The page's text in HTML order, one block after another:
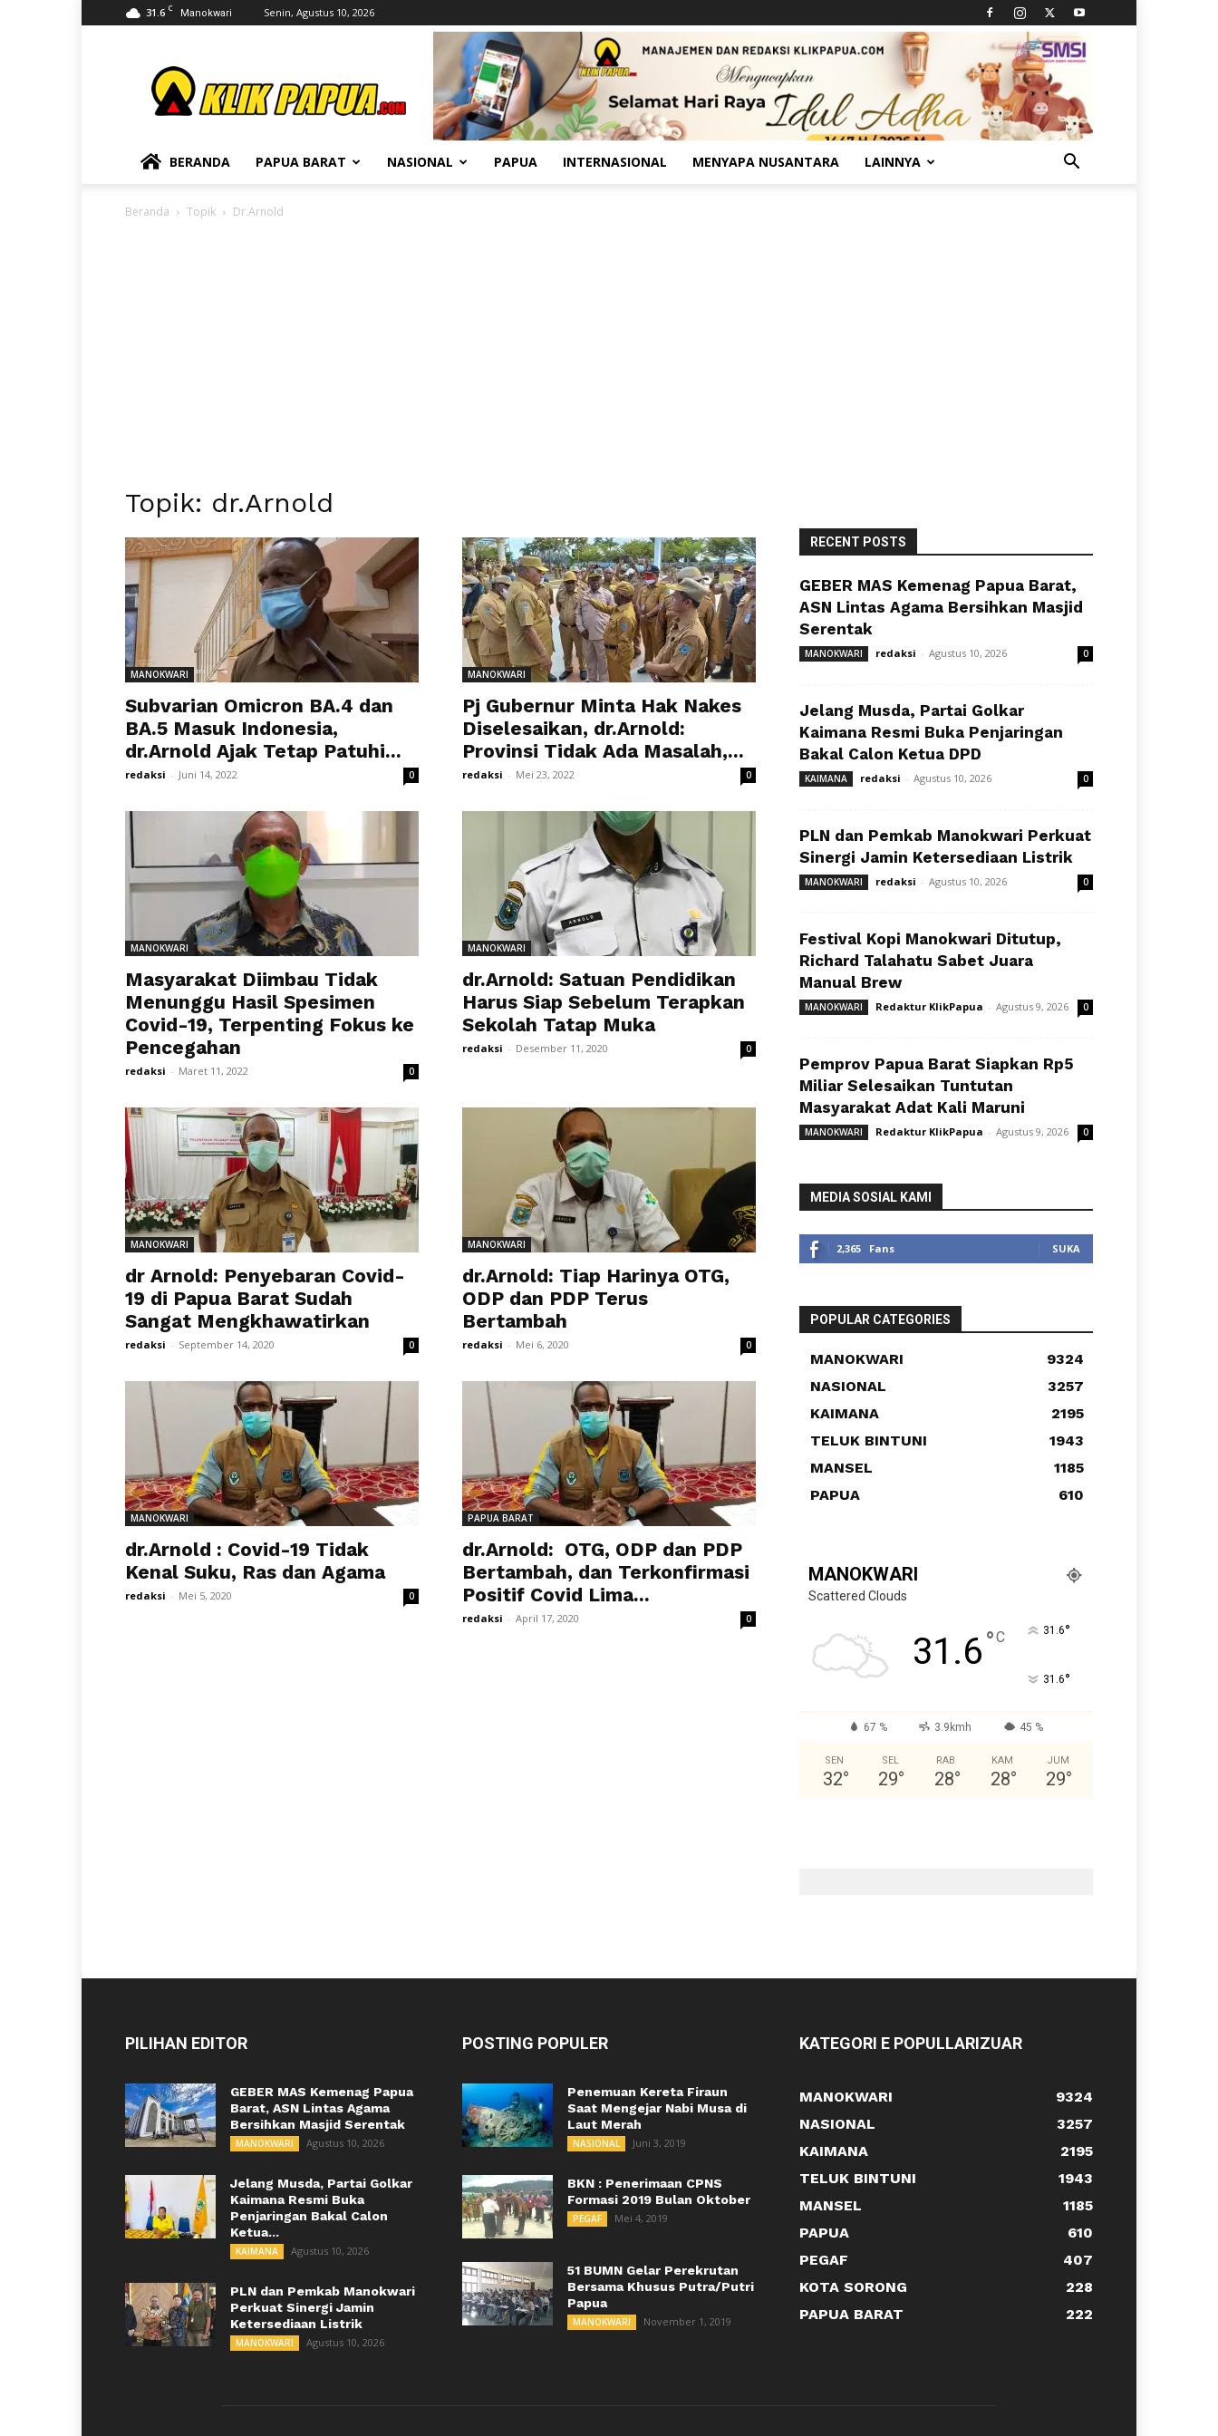
31.6 C Manokwari Senin, Agustus 10, 2026
BERANDA PAPUA BARAT NASIONAL PAPUA INTERNASIONAL MENYAPA NUSANTARA LAINNYA
Beranda Topik Dr.Arnold
Topik: dr.Arnold
MANOKWARI
Subvarian Omicron BA.4 dan
BA.5 Masuk Indonesia,
dr.Arnold Ajak Tetap Patuhi...
redaksi - Juni 14, 2022 0
MANOKWARI
Pj Gubernur Minta Hak Nakes
Diselesaikan, dr.Arnold:
Provinsi Tidak Ada Masalah,...
redaksi - Mei 23, 2022 0
MANOKWARI
Masyarakat Diimbau Tidak
Menunggu Hasil Spesimen
Covid-19, Terpenting Fokus ke
Pencegahan
redaksi - Maret 11, 2022 0
MANOKWARI
dr.Arnold: Satuan Pendidikan
Harus Siap Sebelum Terapkan
Sekolah Tatap Muka
redaksi - Desember 11, 2020 0
MANOKWARI
dr Arnold: Penyebaran Covid-
19 di Papua Barat Sudah
Sangat Mengkhawatirkan
redaksi - September 14, 2020 0
MANOKWARI
dr.Arnold: Tiap Harinya OTG,
ODP dan PDP Terus
Bertambah
redaksi - Mei 6, 2020 0
MANOKWARI
dr.Arnold : Covid-19 Tidak
Kenal Suku, Ras dan Agama
redaksi - Mei 5, 2020 0
PAPUA BARAT
dr.Arnold: OTG, ODP dan PDP
Bertambah, dan Terkonfirmasi
Positif Covid Lima...
redaksi - April 17, 2020 0
RECENT POSTS
GEBER MAS Kemenag Papua Barat,
ASN Lintas Agama Bersihkan Masjid
Serentak
MANOKWARI redaksi - Agustus 10, 2026 0
Jelang Musda, Partai Golkar
Kaimana Resmi Buka Penjaringan
Bakal Calon Ketua DPD
KAIMANA redaksi - Agustus 10, 2026 0
PLN dan Pemkab Manokwari Perkuat
Sinergi Jamin Ketersediaan Listrik
MANOKWARI redaksi - Agustus 10, 2026 0
Festival Kopi Manokwari Ditutup,
Richard Talahatu Sabet Juara
Manual Brew
MANOKWARI Redaktur KlikPapua - Agustus 9, 2026 0
Pemprov Papua Barat Siapkan Rp5
Miliar Selesaikan Tuntutan
Masyarakat Adat Kali Maruni
MANOKWARI Redaktur KlikPapua - Agustus 9, 2026 0
MEDIA SOSIAL KAMI
2,365 Fans SUKA
POPULAR CATEGORIES
MANOKWARI
9324
NASIONAL
3257
KAIMANA
2195
TELUK BINTUNI
1943
MANSEL
1185
PAPUA
610
MANOKWARI
Scattered Clouds
31.6°C 31.6°
31.6°
67 % 3.9kmh 45 %
SEN
32°
SEL
29°
RAB
28°
KAM
28°
JUM
29°
PILIHAN EDITOR
GEBER MAS Kemenag Papua
Barat, ASN Lintas Agama
Bersihkan Masjid Serentak
MANOKWARI Agustus 10, 2026
Jelang Musda, Partai Golkar
Kaimana Resmi Buka
Penjaringan Bakal Calon
Ketua...
KAIMANA Agustus 10, 2026
PLN dan Pemkab Manokwari
Perkuat Sinergi Jamin
Ketersediaan Listrik
MANOKWARI Agustus 10, 2026
POSTING POPULER
Penemuan Kereta Firaun
Saat Mengejar Nabi Musa di
Laut Merah
NASIONAL Juni 3, 2019
BKN : Penerimaan CPNS
Formasi 2019 Bulan Oktober
PEGAF Mei 4, 2019
51 BUMN Gelar Perekrutan
Bersama Khusus Putra/Putri
Papua
MANOKWARI November 1, 2019
KATEGORI E POPULLARIZUAR
MANOKWARI
9324
NASIONAL
3257
KAIMANA
2195
TELUK BINTUNI
1943
MANSEL
1185
PAPUA
610
PEGAF
407
KOTA SORONG
228
PAPUA BARAT
222